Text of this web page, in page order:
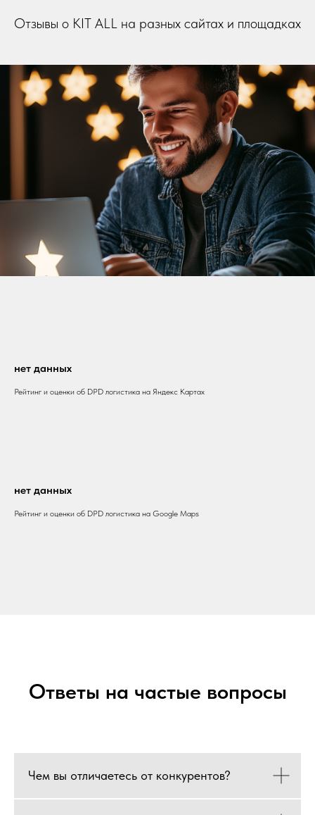
Отзывы о KIT ALL на разных сайтах и площадках
нет данных
Рейтинг и оценки об DPD логистика на Яндекс Картах
нет данных
Рейтинг и оценки об DPD логистика на Google Maps
Ответы на частые вопросы
Чем вы отличаетесь от конкурентов?